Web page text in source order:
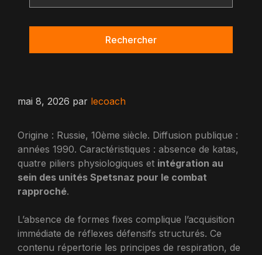
Rechercher
mai 8, 2026 par lecoach
Origine : Russie, 10ème siècle. Diffusion publique :
années 1990. Caractéristiques : absence de katas,
quatre piliers physiologiques et intégration au
sein des unités Spetsnaz pour le combat
rapproché.
L’absence de formes fixes complique l’acquisition
immédiate de réflexes défensifs structurés. Ce
contenu répertorie les principes de respiration, de